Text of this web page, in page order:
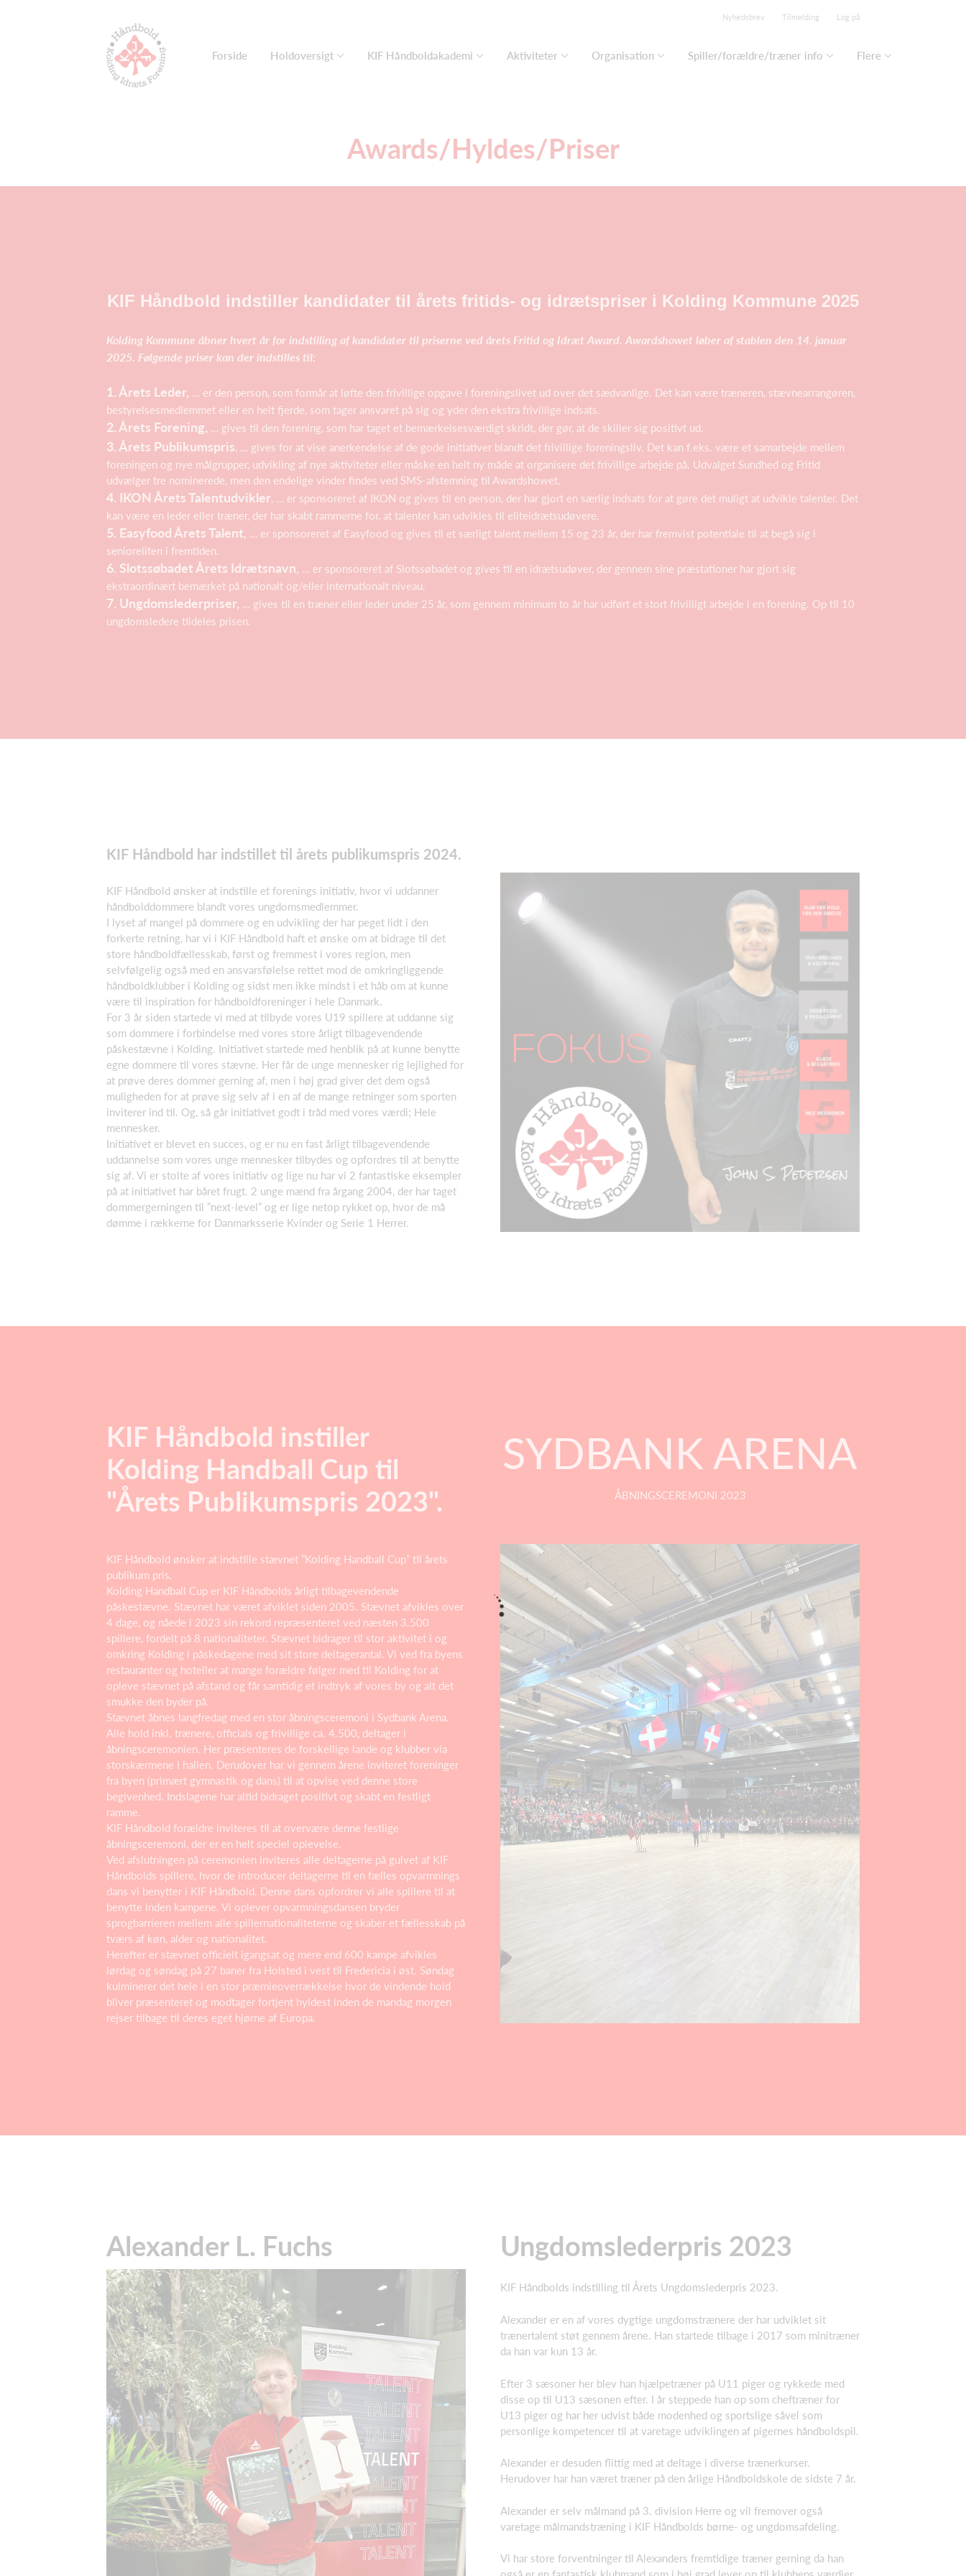
Nyhedsbrev Tilmelding Log på
Forside Holdoversigt KIF Håndboldakademi Aktiviteter Organisation Spiller/forældre/træner info Flere
Awards/Hyldes/Priser
KIF Håndbold indstiller kandidater til årets fritids- og idrætspriser i Kolding Kommune 2025
Kolding Kommune åbner hvert år for indstilling af kandidater til priserne ved årets Fritid og Idræt Award. Awardshowet løber af stablen den 14. januar
2025. Følgende priser kan der indstilles til:
1. Årets Leder, … er den person, som formår at løfte den frivillige opgave i foreningslivet ud over det sædvanlige. Det kan være træneren, stævnearrangøren,
bestyrelsesmedlemmet eller en helt fjerde, som tager ansvaret på sig og yder den ekstra frivillige indsats.
2. Årets Forening, … gives til den forening, som har taget et bemærkelsesværdigt skridt, der gør, at de skiller sig positivt ud.
3. Årets Publikumspris , … gives for at vise anerkendelse af de gode initiativer blandt det frivillige foreningsliv. Det kan f.eks. være et samarbejde mellem
foreningen og nye målgrupper, udvikling af nye aktiviteter eller måske en helt ny måde at organisere det frivillige arbejde på. Udvalget Sundhed og Fritid
udvælger tre nominerede, men den endelige vinder findes ved SMS-afstemning til Awardshowet.
4. IKON Årets Talentudvikler , … er sponsoreret af IKON og gives til en person, der har gjort en særlig indsats for at gøre det muligt at udvikle talenter. Det
kan være en leder eller træner, der har skabt rammerne for, at talenter kan udvikles til eliteidrætsudøvere.
5. Easyfood Årets Talent
… er sponsoreret af Easyfood og gives til et særligt talent mellem 15 og 23 år, der har fremvist potentiale til at begå sig i
senioreliten i fremtiden.
6. Slotssøbadet Årets Idrætsnavn, … er sponsoreret af Slotssøbadet og gives til en idrætsudøver, der gennem sine præstationer har gjort sig
ekstraordinært bemærket på nationalt og/eller internationalt niveau.
7. Ungdomslederpriser, … gives til en træner eller leder under 25 år, som gennem minimum to år har udført et stort frivilligt arbejde i en forening. Op til 10
ungdomsledere tildeles prisen.
KIF Håndbold har indstillet til årets publikumspris 2024.
KIF Håndbold ønsker at indstille et forenings initiativ, hvor vi uddanner
håndbolddommere blandt vores ungdomsmedlemmer.
I lyset af mangel på dommere og en udvikling der har peget lidt i den
forkerte retning, har vi i KIF Håndbold haft et ønske om at bidrage til det
store håndboldfællesskab, først og fremmest i vores region, men
selvfølgelig også med en ansvarsfølelse rettet mod de omkringliggende
håndboldklubber i Kolding og sidst men ikke mindst i et håb om at kunne
være til inspiration for håndboldforeninger i hele Danmark.
For 3 år siden startede vi med at tilbyde vores U19 spillere at uddanne sig
som dommere i forbindelse med vores store årligt tilbagevendende
påskestævne i Kolding. Initiativet startede med henblik på at kunne benytte
egne dommere til vores stævne. Her får de unge mennesker rig lejlighed for
at prøve deres dommer gerning af, men i høj grad giver det dem også
muligheden for at prøve sig selv af i en af de mange retninger som sporten
inviterer ind til. Og, så går initiativet godt i tråd med vores værdi; Hele
mennesker.
Initiativet er blevet en succes, og er nu en fast årligt tilbagevendende
uddannelse som vores unge mennesker tilbydes og opfordres til at benytte
sig af. Vi er stolte af vores initiativ og lige nu har vi 2 fantastiske eksempler
på at initiativet har båret frugt. 2 unge mænd fra årgang 2004, der har taget
dommergerningen til ”next-level” og er lige netop rykket op, hvor de må
dømme i rækkerne for Danmarksserie Kvinder og Serie 1 Herrer.
KIF Håndbold instiller
Kolding Handball Cup til
"Årets Publikumspris 2023".
KIF Håndbold ønsker at indstille stævnet ”Kolding Handball Cup” til årets
publikum pris.
Kolding Handball Cup er KIF Håndbolds årligt tilbagevendende
påskestævne. Stævnet har været afviklet siden 2005. Stævnet afvikles over
4 dage, og nåede i 2023 sin rekord repræsenteret ved næsten 3.500
spillere, fordelt på 8 nationaliteter. Stævnet bidrager til stor aktivitet i og
omkring Kolding i påskedagene med sit store deltagerantal. Vi ved fra byens
restauranter og hoteller at mange forældre følger med til Kolding for at
opleve stævnet på afstand og får samtidig et indtryk af vores by og alt det
smukke den byder på.
Stævnet åbnes langfredag med en stor åbningsceremoni i Sydbank Arena.
Alle hold inkl. trænere, officials og frivillige ca. 4.500, deltager i
åbningsceremonien. Her præsenteres de forskellige lande og klubber via
storskærmene i hallen. Derudover har vi gennem årene inviteret foreninger
fra byen (primært gymnastik og dans) til at opvise ved denne store
begivenhed. Indslagene har altid bidraget positivt og skabt en festligt
ramme.
KIF Håndbold forældre inviteres til at overvære denne festlige
åbningsceremoni, der er en helt speciel oplevelse.
Ved afslutningen på ceremonien inviteres alle deltagerne på gulvet af KIF
Håndbolds spillere, hvor de introducer deltagerne til en fælles opvarmnings
dans vi benytter i KIF Håndbold. Denne dans opfordrer vi alle spillere til at
benytte inden kampene. Vi oplever opvarmningsdansen bryder
sprogbarrieren mellem alle spillernationaliteterne og skaber et fællesskab på
tværs af køn, alder og nationalitet.
Herefter er stævnet officielt igangsat og mere end 600 kampe afvikles
lørdag og søndag på 27 baner fra Holsted i vest til Fredericia i øst. Søndag
kulminerer det hele i en stor præmieoverrækkelse hvor de vindende hold
bliver præsenteret og modtager fortjent hyldest inden de mandag morgen
rejser tilbage til deres eget hjørne af Europa.
SYDBANK ARENA
ÅBNINGSCEREMONI 2023
Alexander L. Fuchs Ungdomslederpris 2023
KIF Håndbolds indstilling til Årets Ungdomslederpris 2023.
Alexander er en af vores dygtige ungdomstrænere der har udviklet sit
trænertalent støt gennem årene. Han startede tilbage i 2017 som minitræner
da han var kun 13 år.
Efter 3 sæsoner her blev han hjælpetræner på U11 piger og rykkede med
disse op til U13 sæsonen efter. I år steppede han op som cheftræner for
U13 piger og har her udvist både modenhed og sportslige såvel som
personlige kompetencer til at varetage udviklingen af pigernes håndboldspil.
Alexander er desuden flittig med at deltage i diverse trænerkurser.
Herudover har han været træner på den årlige Håndboldskole de sidste 7 år.
Alexander er selv målmand på 3. division Herre og vil fremover også
varetage målmandstræning i KIF Håndbolds børne- og ungdomsafdeling.
Vi har store forventninger til Alexanders fremtidige træner gerning da han